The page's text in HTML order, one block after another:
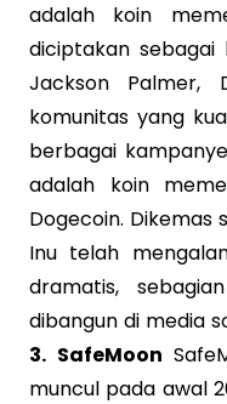
adalah koin
diciptakan sebagai
Jackson Palmer,
komunitas yang
berbagai
adalah koin
Dogecoin. Dikemas
Inu telah
dramatis,
dibangun di media
3. SafeMoon
muncul pada awal